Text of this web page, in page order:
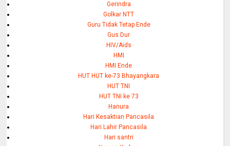
Gerindra
Golkar NTT
Guru Tidak Tetap Ende
Gus Dur
HIV/Aids
HMI
HMI Ende
HUT HUT ke-73 Bhayangkara
HUT TNI
HUT TNI ke 73
Hanura
Hari Kesaktian Pancasila
Hari Lahir Pancasila
Hari santri